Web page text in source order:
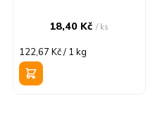
18,40 Kč/ ks
Měrná
cena:
122,67 Kč / 1 kg